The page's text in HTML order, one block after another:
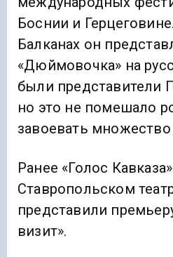
Боснии и
Балканах он
«Дюймовочка» на
были представители
но это не помешало
завоевать множество
Ранее «Голос Кавказа»
Ставропольском
представили
визит».